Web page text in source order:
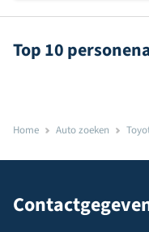
Top 10
Home Auto zoeken